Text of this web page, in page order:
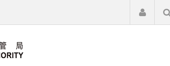
注册 登